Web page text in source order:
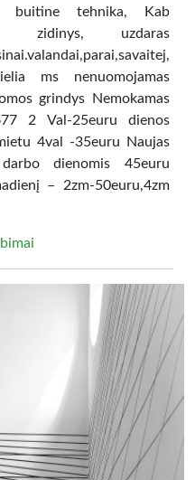
buitine tehnika, Kab
zidinys, uzdaras
ms nenuomojamas
grindys Nemokamas
2 Val-25euru dienos
4val -35euru Naujas
dienomis 45euru
– 2zm-50euru,4zm